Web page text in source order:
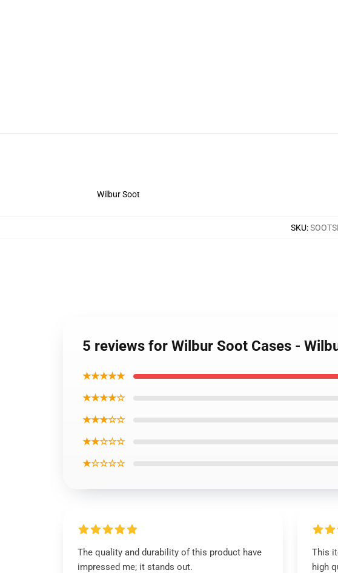
Wilbur Soot
SKU:
5 reviews for Wilbur Soot Cases -
★★★★★
★★★★☆
★★★☆☆
★★☆☆☆
★☆☆☆☆
The quality and durability of this product have
impressed me; it stands out.
This
high